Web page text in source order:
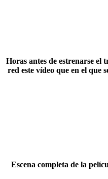
Horas antes de estrenarse el
red este vídeo que en el
Escena completa de la